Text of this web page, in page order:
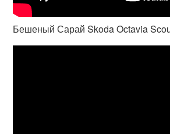
Бешеный Сарай Skoda Octavia